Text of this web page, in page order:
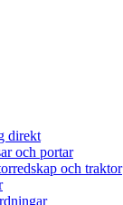
direkt
och portar
och traktor